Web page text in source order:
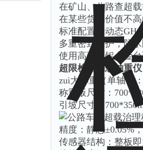
在矿山、公路查超
在某些货物价值不
标准配置为动态
多重密封保护，防
使用高强度铝合金
超限检测动态轴重
zui大称重（单轴）
称重板尺寸：
引坡尺寸：
精度：静态±0.05%
传感器结构：整板